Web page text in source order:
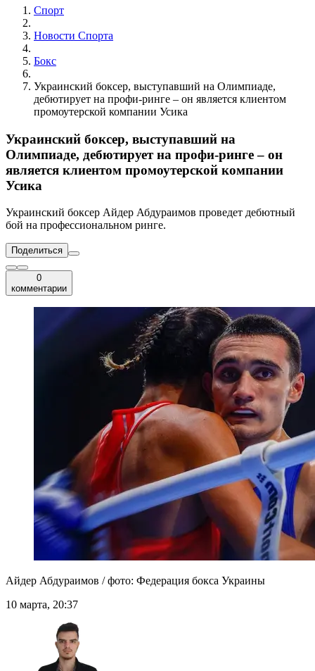
Спорт
Новости Cпорта
Бокс
Украинский боксер, выступавший на Олимпиаде,
дебютирует на профи-ринге – он является клиентом
промоутерской компании Усика
Украинский боксер, выступавший на
Олимпиаде, дебютирует на профи-ринге – он
является клиентом промоутерской компании
Усика
Украинский боксер Айдер Абдураимов проведет дебютный
бой на профессиональном ринге.
Поделиться
0
комментарии
Айдер Абдураимов / фото: Федерация бокса Украины
10 марта, 20:37